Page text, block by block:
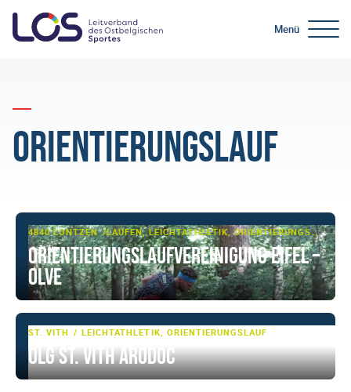
Menü
Orientierungslauf
4840 LONTZEN LAUFEN, LEICHTATHLETIK, ORIENTIERUNGSLAUF
Orientierungslaufvereinigung Eifel –
OLVE
ST. VITH LEICHTATHLETIK, ORIENTIERUNGSLAUF
OLG St. Vith ARODOC